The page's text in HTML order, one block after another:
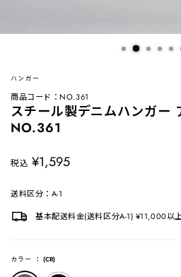
ハンガー
商品コード：NO.361
スチール製デニムハンガー
NO.361
税込 定
¥1,595
送料区分：A-1
基本配送料金(送料区分A-1) ¥11,000以
カラー ： (CR)